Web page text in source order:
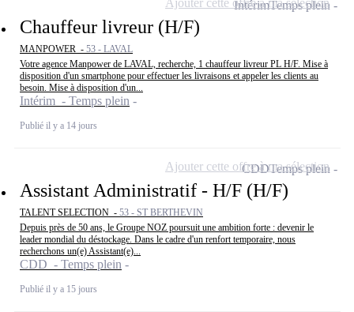
Chauffeur livreur (H/F)
MANPOWER - 53 - LAVAL
Votre agence Manpower de LAVAL, recherche, 1 chauffeur livreur PL H/F. Mise à
disposition d'un smartphone pour effectuer les livraisons et appeler les clients au
besoin. Mise à disposition d'un...
Intérim - Temps plein
Publié il y a 14 jours
IntérimTemps plein
Assistant Administratif - H/F (H/F)
TALENT SELECTION - 53 - ST BERTHEVIN
Depuis près de 50 ans, le Groupe NOZ poursuit une ambition forte : devenir le
leader mondial du déstockage. Dans le cadre d'un renfort temporaire, nous
recherchons un(e) Assistant(e)...
CDD - Temps plein
Publié il y a 15 jours
CDDTemps plein
Ajouter cette offre à ma sélection